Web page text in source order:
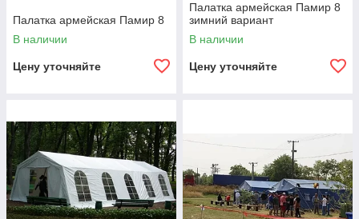
Палатка армейская Памир 8
В наличии
Цену уточняйте
Палатка армейская Памир 8
зимний вариант
В наличии
Цену уточняйте